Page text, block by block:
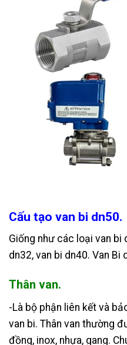
Cấu tạo van bi dn50.
Giống như các loại van bi
dn32, van bi dn40. Van
Thân van.
-Là bộ phận liên kết và
van bi. Thân van thường
đồng, inox, nhựa, gang.